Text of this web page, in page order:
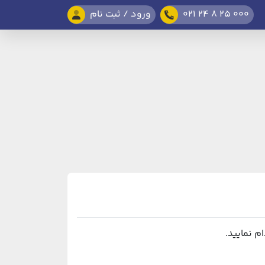
021 24 8 25 000 ورود / ثبت نام